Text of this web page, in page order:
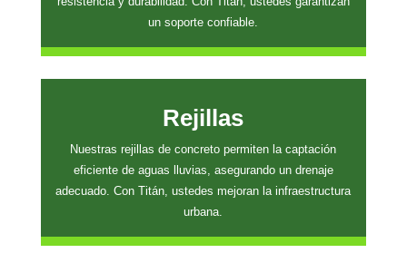
un soporte confiable.
Rejillas
Nuestras rejillas de concreto permiten la captación
eficiente de aguas lluvias, asegurando un drenaje
adecuado. Con Titán, ustedes mejoran la infraestructura
urbana.